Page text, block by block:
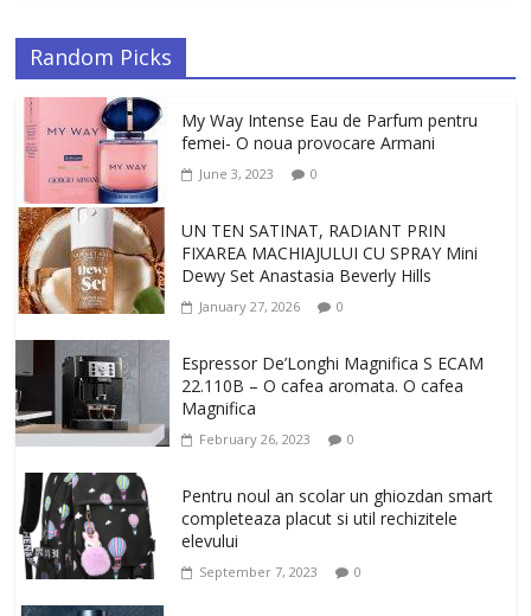
Random Picks
My Way Intense Eau de Parfum pentru
femei- O noua provocare Armani
June 3, 2023 0
UN TEN SATINAT, RADIANT PRIN
FIXAREA MACHIAJULUI CU SPRAY Mini
Dewy Set Anastasia Beverly Hills
January 27, 2026 0
Espressor De’Longhi Magnifica S ECAM
22.110B – O cafea aromata. O cafea
Magnifica
February 26, 2023 0
Pentru noul an scolar un ghiozdan smart
completeaza placut si util rechizitele
elevului
September 7, 2023 0